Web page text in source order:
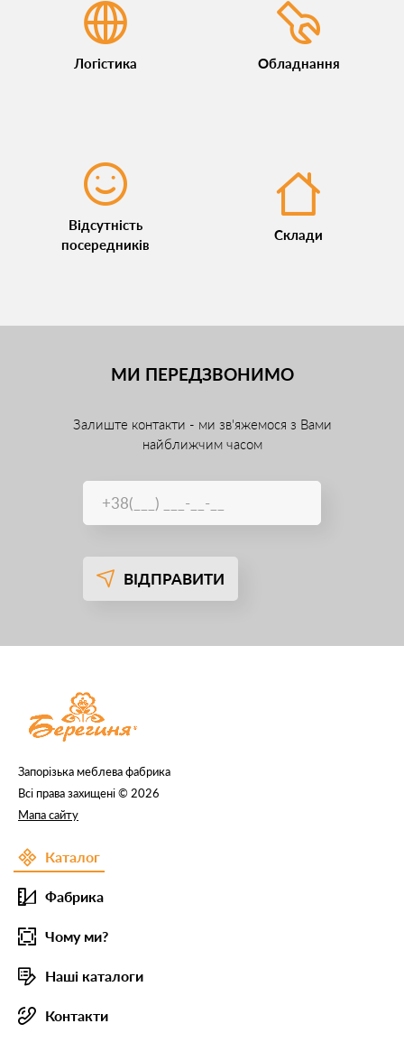
Логістика Обладнання
Відсутність
посередників
Склади
МИ ПЕРЕДЗВОНИМО
Залиште контакти - ми зв'яжемося з Вами
найближчим часом
ВІДПРАВИТИ
Запорізька меблева фабрика
Всі права захищені © 2026
Мапа сайту
Каталог
Фабрика
Чому ми?
Наші каталоги
Контакти